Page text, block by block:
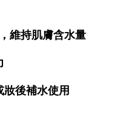
維持肌膚含水量
後補水使用